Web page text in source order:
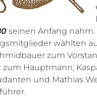
seinen Anfang nahm.
wählten
zum
zum Hauptmann,
und Mathias